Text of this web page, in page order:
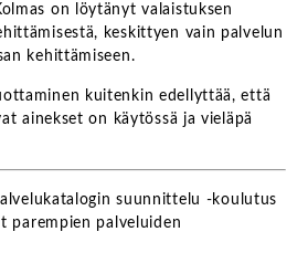
on löytänyt valaistuksen
keskittyen vain palvelun
kehittämiseen.
kuitenkin edellyttää, että
ainekset on käytössä ja vieläpä
suunnittelu -koulutus
parempien palveluiden